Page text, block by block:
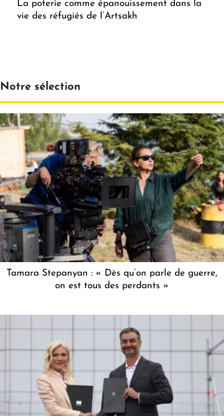
La poterie comme épanouissement dans la
vie des réfugiés de l’Artsakh
Notre sélection
Tamara Stepanyan : « Dès qu’on parle de guerre,
on est tous des perdants »